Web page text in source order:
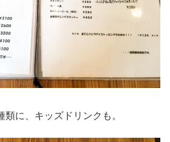
に、キッズドリンクも。